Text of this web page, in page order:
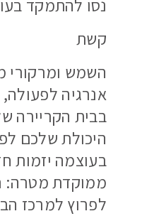
נסו להתמקד
קשת
השמש ומרקורי
אנרגיה
בבית הקריירה
היכולת שלכם
בעוצמה יזמות
ממוקדת מטרה:
לפרוץ למרכז